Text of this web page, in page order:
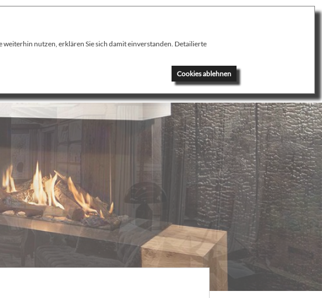
nutzen, erklären Sie sich damit einverstanden. Detailierte
Cookies ablehnen